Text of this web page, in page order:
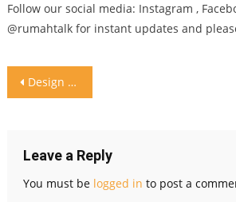
Follow our social media: Instagram ,
@rumahtalk for instant updates and
Post
Design prabot sofa yang simple dan classy
Leave a Reply
You must be logged in to post a